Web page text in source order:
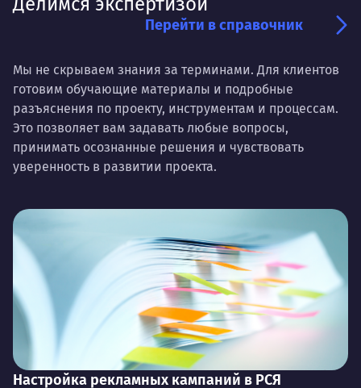
Перейти в справочник
Мы не скрываем знания за терминами. Для клиентов
готовим обучающие материалы и подробные
разъяснения по проекту, инструментам и процессам.
Это позволяет вам задавать любые вопросы,
принимать осознанные решения и чувствовать
уверенность в развитии проекта.
Настройка рекламных кампаний в РСЯ